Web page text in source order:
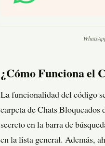
¿Cómo Funciona el
La funcionalidad del código
carpeta de Chats
secreto en la barra de
en la lista general. Además,